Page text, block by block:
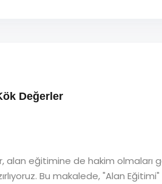
Değerler
alan eğitimine de hakim olmaları
Bu makalede, "Alan